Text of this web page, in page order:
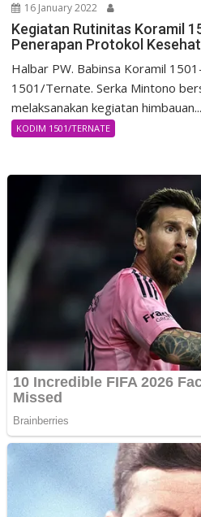
16 January 2022
Kegiatan Rutinitas Koramil
Penerapan Protokol
Halbar PW. Babinsa Koramil
1501/Ternate. Serka Mintono
melaksanakan kegiatan himbauan...
KODIM 1501/TERNATE